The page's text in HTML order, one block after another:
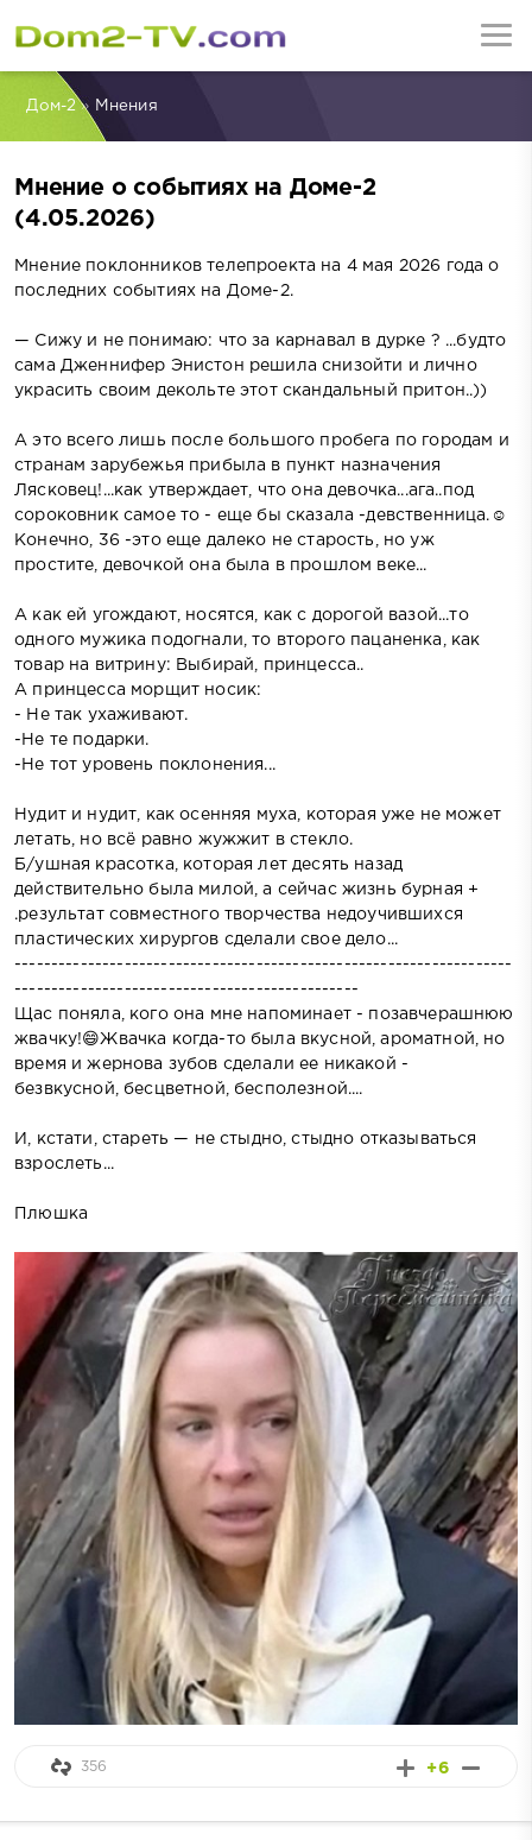
Дом-2» Мнения
Мнение о событиях на Доме-2
(4.05.2026)
Мнение поклонников телепроекта на 4 мая 2026 года о
последних событиях на Доме-2.
— Сижу и не понимаю: что за карнавал в дурке ? ...будто
сама Дженнифер Энистон решила снизойти и лично
украсить своим декольте этот скандальный притон..))
А это всего лишь после большого пробега по городам и
странам зарубежья прибыла в пункт назначения
Лясковец!...как утверждает, что она девочка...ага..под
сороковник самое то - еще бы сказала -девственница.☺
Конечно, 36 -это еще далеко не старость, но уж
простите, девочкой она была в прошлом веке...
А как ей угождают, носятся, как с дорогой вазой...то
одного мужика подогнали, то второго пацаненка, как
товар на витрину: Выбирай, принцесса..
А принцесса морщит носик:
- Не так ухаживают.
-Не те подарки.
-Не тот уровень поклонения...
Нудит и нудит, как осенняя муха, которая уже не может
летать, но всё равно жужжит в стекло.
Б/ушная красотка, которая лет десять назад
действительно была милой, а сейчас жизнь бурная +
.результат совместного творчества недоучившихся
пластических хирургов сделали свое дело...
--------------------------------------------------------------------
-----------------------------------------------
Щас поняла, кого она мне напоминает - позавчерашнюю
жвачку!😄Жвачка когда-то была вкусной, ароматной, но
время и жернова зубов сделали ее никакой -
безвкусной, бесцветной, бесполезной....
И, кстати, стареть — не стыдно, стыдно отказываться
взрослеть...
Плюшка
+6
356